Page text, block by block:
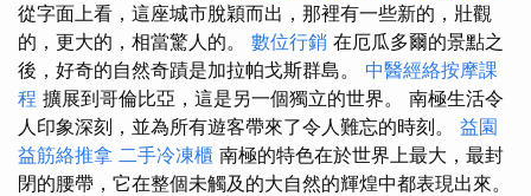
從字面上看，這座城市脫穎而出，那裡有一些新的，壯觀
的，更大的，相當驚人的。 數位行銷 在厄瓜多爾的景點之
後，好奇的自然奇蹟是加拉帕戈斯群島。 中醫經絡按摩課
程 擴展到哥倫比亞，這是另一個獨立的世界。 南極生活令
人印象深刻，並為所有遊客帶來了令人難忘的時刻。 益園
益筋絡推拿 二手冷凍櫃 南極的特色在於世界上最大，最封
閉的腰帶，它在整個未觸及的大自然的輝煌中都表現出來。